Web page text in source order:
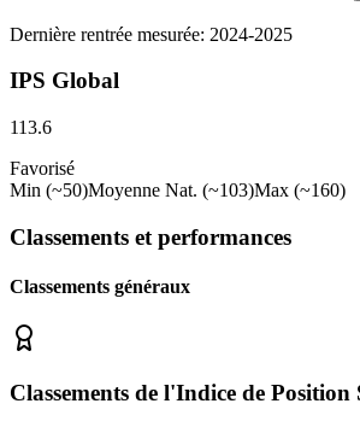
Dernière rentrée mesurée: 2024-2025
IPS Global
113.6
Favorisé
Min (~50)Moyenne Nat. (~103)Max (~160)
Classements et performances
Classements généraux
Classements de l'Indice de Position